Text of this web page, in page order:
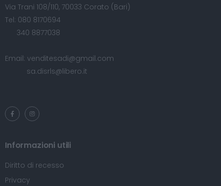
Via Trani 108/110, 70033 Corato (Bari)
Tel: 080 8170694
340 8877038
Email: venditesadi@gmail.com
sa.disrls@libero.it
Informazioni utili
Diritto di recesso
Privacy